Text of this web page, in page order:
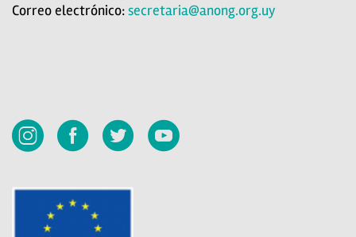
Correo electrónico:secretaria@anong.org.uy